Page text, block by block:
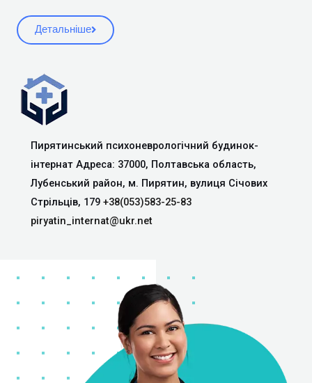
Детальніше
Пирятинський психоневрологічний будинок-
інтернат Адреса: 37000, Полтавська область,
Лубенський район, м. Пирятин, вулиця Січових
Стрільців, 179 +38(053)583-25-83
piryatin_internat@ukr.net